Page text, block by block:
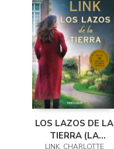
LOS LAZOS DE LA
TIERRA (LA
LINK, CHARLOTTE